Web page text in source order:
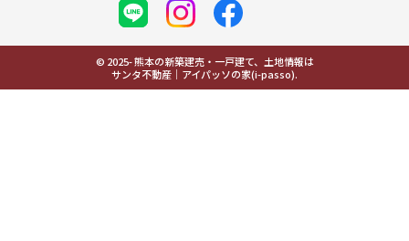
© 2025- 熊本の新築建売・一戸建て、土地情報は
サンタ不動産｜アイパッソの家(i-passo).